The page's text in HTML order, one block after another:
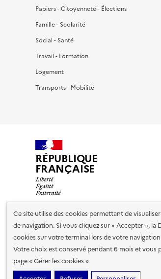
Ce site utilise des cookies permettant de
de navigation. Si vous cliquez sur « Accepter »,
cookies sur votre terminal lors de votre
Votre choix est conservé pendant 6 mois et
page « Gérer les cookies »
Papiers - Citoyenneté - Élections
Famille - Scolarité
Social - Santé
Travail - Formation
Logement
Transports - Mobilité
RÉPUBLIQUE
FRANÇAISE
Nos partenaires
Plan du site Accessibilité : totalement
cookies